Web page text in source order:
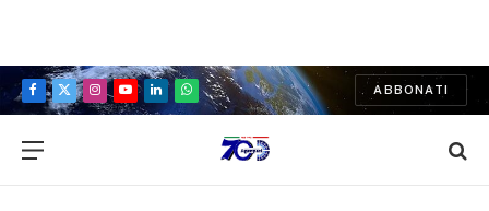
Facebook
X
Instagram
YouTubeLinkedInWhatsApp
ABBONATI